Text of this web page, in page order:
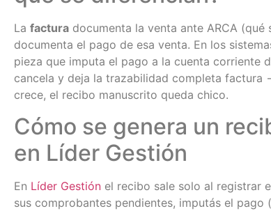
La factura documenta la venta ante ARCA
documenta el pago de esa venta. En los
pieza que imputa el pago a la cuenta corriente
cancela y deja la trazabilidad completa
crece, el recibo manuscrito queda chico.
Cómo se genera un
en Líder Gestión
En Líder Gestión el recibo sale solo al registrar
sus comprobantes pendientes, imputás el